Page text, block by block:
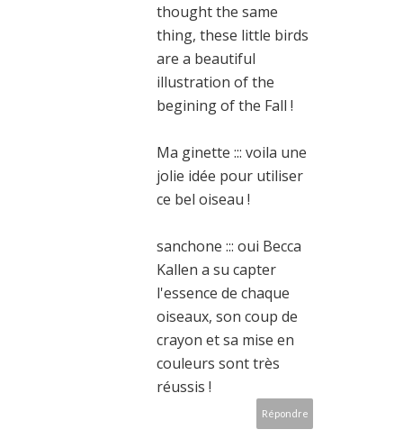
thought the same
thing, these little birds
are a beautiful
illustration of the
begining of the Fall !
Ma ginette ::: voila une
jolie idée pour utiliser
ce bel oiseau !
sanchone ::: oui Becca
Kallen a su capter
l'essence de chaque
oiseaux, son coup de
crayon et sa mise en
couleurs sont très
réussis !
Répondre